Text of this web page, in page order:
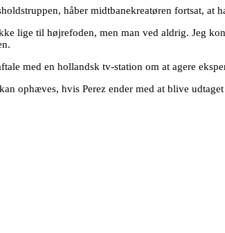
håber midtbanekreatøren fortsat, at
lige til højrefoden, men man ved aldrig. Jeg
med en hollandsk tv-station om at agere
ophæves, hvis Perez ender med at blive